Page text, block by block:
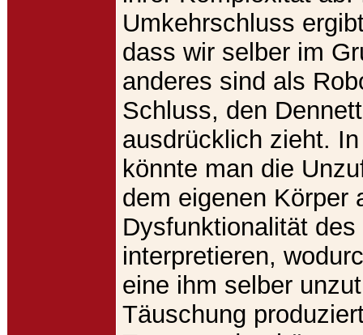
Umkehrschluss
dass wir selber im
anderes sind als
Schluss, den
ausdrücklich zieht.
könnte man die
dem eigenen Körper
Dysfunktionalität des
interpretieren,
eine ihm selber
Täuschung